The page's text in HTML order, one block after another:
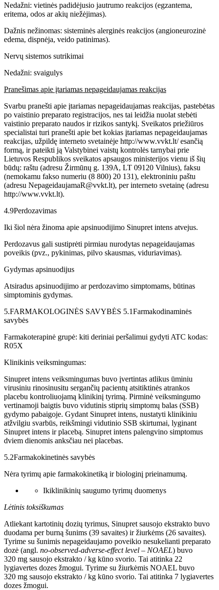
Nedažni: vietinės padidėjusio jautrumo reakcijos (egzantema,
eritema, odos ar akių niežėjimas).
Dažnis nežinomas: sisteminės alerginės reakcijos (angioneurozinė
edema, dispnėja, veido patinimas).
Nervų sistemos sutrikimai
Nedažni: svaigulys
Pranešimas apie įtariamas nepageidaujamas reakcijas
Svarbu pranešti apie įtariamas nepageidaujamas reakcijas, pastebėtas
po vaistinio preparato registracijos, nes tai leidžia nuolat stebėti
vaistinio preparato naudos ir rizikos santykį. Sveikatos priežiūros
specialistai turi pranešti apie bet kokias įtariamas nepageidaujamas
reakcijas, užpildę interneto svetainėje http://www.vvkt.lt/ esančią
formą, ir pateikti ją Valstybinei vaistų kontrolės tarnybai prie
Lietuvos Respublikos sveikatos apsaugos ministerijos vienu iš šių
būdų: raštu (adresu Žirmūnų g. 139A, LT 09120 Vilnius), faksu
(nemokamu fakso numeriu (8 800) 20 131), elektroniniu paštu
(adresu NepageidaujamaR@vvkt.lt), per interneto svetainę (adresu
http://www.vvkt.lt).
4.9Perdozavimas
Iki šiol nėra žinoma apie apsinuodijimo Sinupret intens atvejus.
Perdozavus gali sustiprėti pirmiau nurodytas nepageidaujamas
poveikis (pvz., pykinimas, pilvo skausmas, viduriavimas).
Gydymas apsinuodijus
Atsiradus apsinuodijimo ar perdozavimo simptomams, būtinas
simptominis gydymas.
5.FARMAKOLOGINĖS SAVYBĖS 5.1Farmakodinaminės
savybės
Farmakoterapinė grupė: kiti deriniai peršalimui gydyti ATC kodas:
R05X
Klinikinis veiksmingumas:
Sinupret intens veiksmingumas buvo įvertintas atlikus ūminiu
virusiniu rinosinusitu sergančių pacientų atsitiktinės atrankos
placebu kontroliuojamą klinikinį tyrimą. Pirminė veiksmingumo
vertinamoji baigtis buvo vidutinis stiprių simptomų balas (SSB)
gydymo pabaigoje. Gydant Sinupret intens, nustatyti klinikiniu
atžvilgiu svarbūs, reikšmingi vidutinio SSB skirtumai, lyginant
Sinupret intens ir placebą. Sinupret intens palengvino simptomus
dviem dienomis anksčiau nei placebas.
5.2Farmakokinetinės savybės
Nėra tyrimų apie farmakokinetiką ir biologinį prieinamumą.
Ikiklinikinių saugumo tyrimų duomenys
Lėtinis toksiškumas
Atliekant kartotinių dozių tyrimus, Sinupret sausojo ekstrakto buvo
duodama per burną šunims (39 savaites) ir žiurkėms (26 savaites).
Tyrime su šunimis nepageidaujamo poveikio nesukelianti preparato
dozė (angl. no-observed-adverse-effect level – NOAEL) buvo
320 mg sausojo ekstrakto / kg kūno svorio. Tai atitinka 22
lygiavertes dozes žmogui. Tyrime su žiurkėmis NOAEL buvo
320 mg sausojo ekstrakto / kg kūno svorio. Tai atitinka 7 lygiavertes
dozes žmogui.